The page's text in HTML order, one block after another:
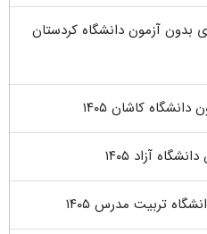
بدون آزمون دانشگاه کردستان
کاشان ۱۴۰۵
آزاد ۱۴۰۵
تربیت مدرس ۱۴۰۵